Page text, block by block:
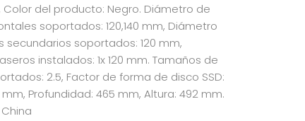
Color del producto: Negro. Diámetro de
soportados: 120,140 mm, Diámetro
secundarios soportados: 120 mm,
instalados: 1x 120 mm. Tamaños de
2.5, Factor de forma de disco SSD:
mm, Profundidad: 465 mm, Altura: 492 mm.